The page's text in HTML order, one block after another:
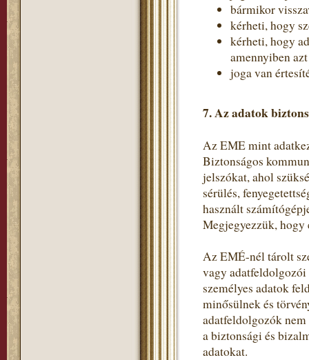
bármikor
kérheti, hogy
kérheti, hogy
amennyiben
joga van
7. Az adatok
Az EME mint
Biztonságos
jelszókat, ahol
sérülés,
használt
Megjegyezzük, hogy
Az EMÉ-nél tárolt
vagy
személyes adatok
minősülnek és
adatfeldolgozók
a biztonsági és
adatokat.